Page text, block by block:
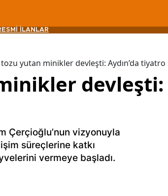
İLANLAR
yutan minikler devleşti: Aydın’da
devleşti:
Çerçioğlu’nun vizyonuyla
süreçlerine katkı
vermeye başladı.